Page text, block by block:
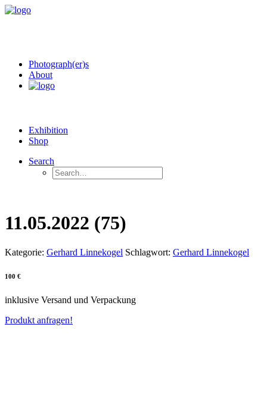
Photograph(er)s
About
Exhibition
Shop
Search
11.05.2022 (75)
Kategorie: Gerhard Linnekogel Schlagwort: Gerhard Linnekogel
100 €
inklusive Versand und Verpackung
Produkt anfragen!